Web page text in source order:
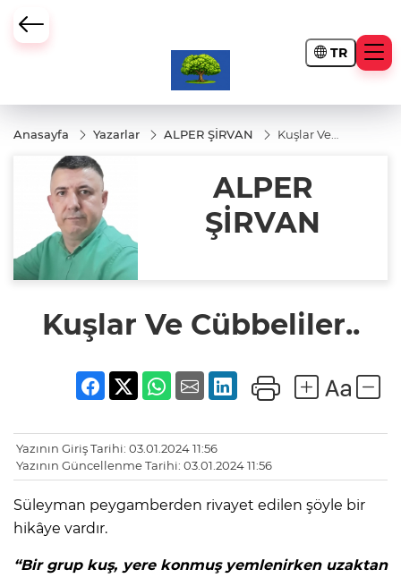
TR
Anasayfa Yazarlar ALPER ŞİRVAN
Kuşlar Ve
ALPER
ŞİRVAN
Kuşlar Ve Cübbeliler..
Yazının Giriş Tarihi: 03.01.2024 11:56
Yazının Güncellenme Tarihi: 03.01.2024 11:56
Süleyman peygamberden rivayet edilen şöyle bir
hikâye vardır.
“Bir grup kuş, yere konmuş yemlenirken uzaktan